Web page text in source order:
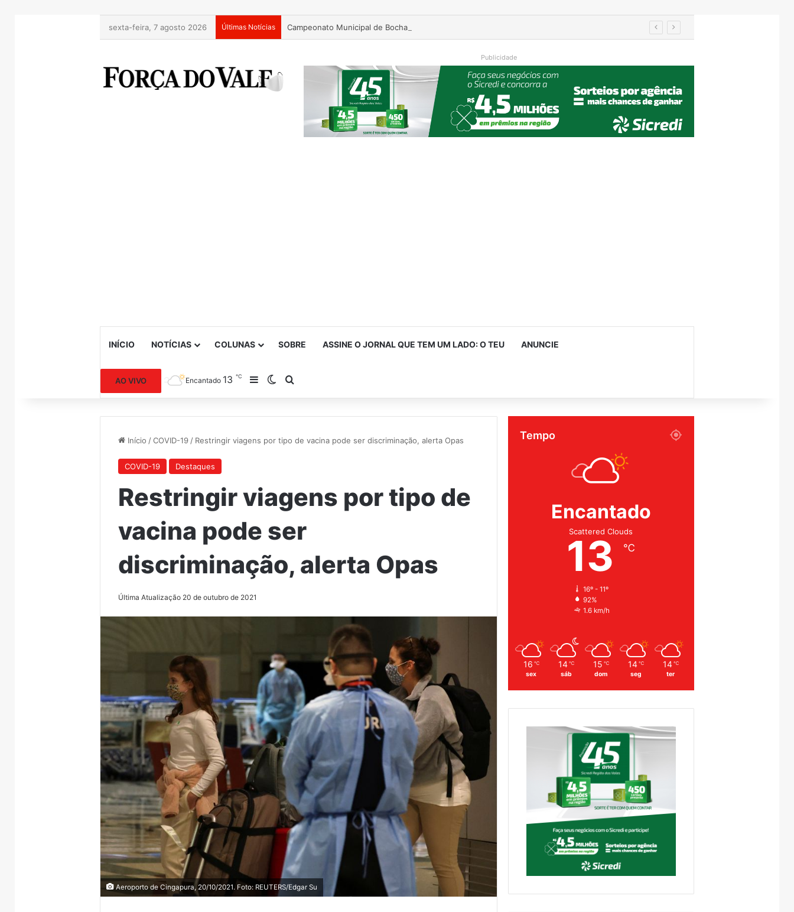
sexta-feira, 7 agosto 2026 Últimas Notícias Campeonato Municipal de Bochas começa neste fim de semana em Encantado
Publicidade
INÍCIO NOTÍCIAS COLUNAS SOBRE ASSINE O JORNAL QUE TEM UM LADO: O TEU ANUNCIE
AO VIVO Encantado 13℃ Barra Lateral
Switch skin
Início / COVID-19 / Restringir viagens por tipo de vacina pode ser discriminação, alerta Opas
COVID-19 Destaques
Restringir viagens por tipo de
vacina pode ser
discriminação, alerta Opas
Última Atualização 20 de outubro de 2021
Aeroporto de Cingapura, 20/10/2021. Foto: REUTERS/Edgar Su
Tempo
Encantado
Scattered Clouds
13 ℃
16º - 11º
92%
1.6 km/h
16 ℃
sex
14 ℃
sáb
15 ℃
dom
14 ℃
seg
14 ℃
ter